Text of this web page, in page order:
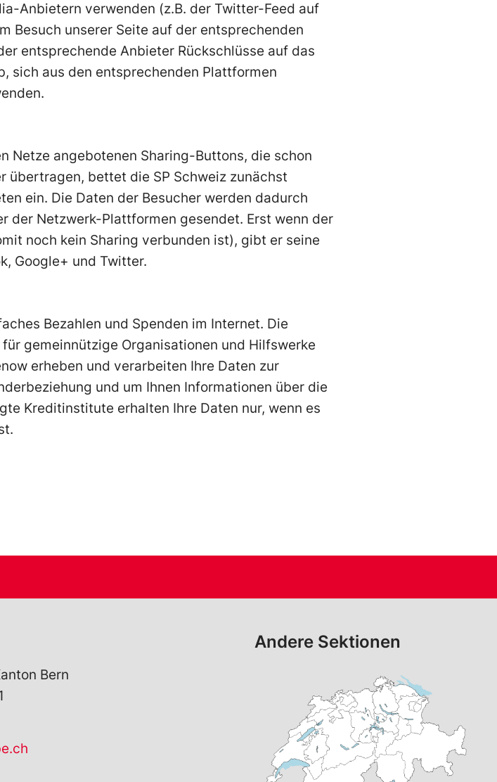
Anbietern verwenden (z.B. der Twitter-Feed auf
Besuch unserer Seite auf der entsprechenden
entsprechende Anbieter Rückschlüsse auf das
sich aus den entsprechenden Plattformen
Netze angebotenen Sharing-Buttons, die schon
übertragen, bettet die SP Schweiz zunächst
ein. Die Daten der Besucher werden dadurch
der Netzwerk-Plattformen gesendet. Erst wenn der
noch kein Sharing verbunden ist), gibt er seine
Google+ und Twitter.
Bezahlen und Spenden im Internet. Die
gemeinnützige Organisationen und Hilfswerke
erheben und verarbeiten Ihre Daten zur
und um Ihnen Informationen über die
Kreditinstitute erhalten Ihre Daten nur, wenn es
Bern
Andere Sektionen